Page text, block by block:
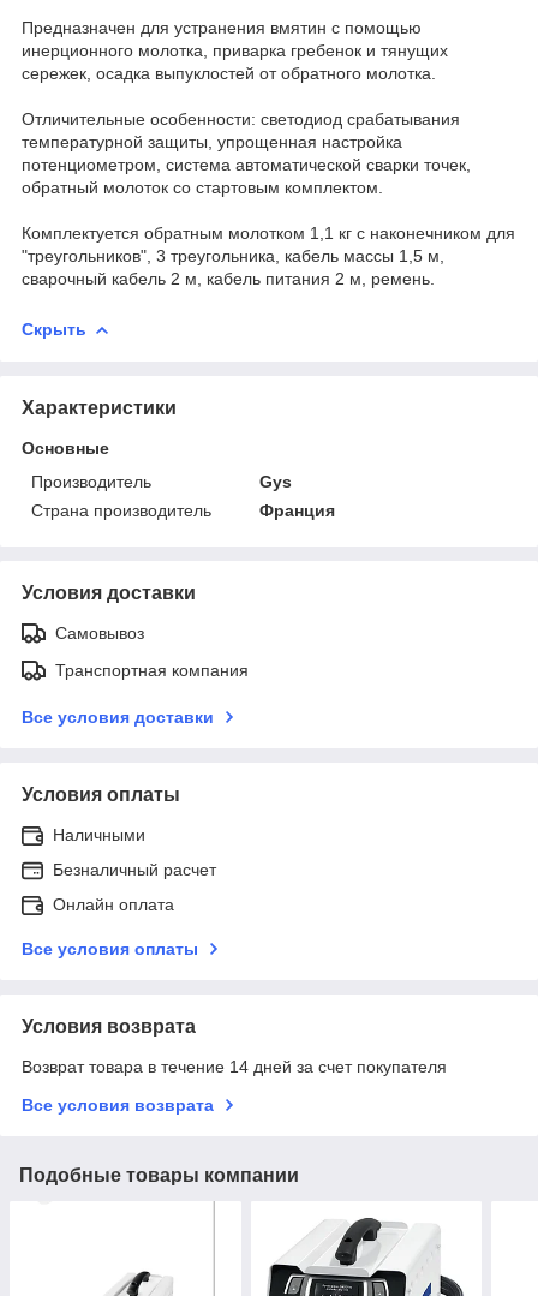
Предназначен для устранения вмятин с помощью
инерционного молотка, приварка гребенок и тянущих
сережек, осадка выпуклостей от обратного молотка.
Отличительные особенности: светодиод срабатывания
температурной защиты, упрощенная настройка
потенциометром, система автоматической сварки точек,
обратный молоток со стартовым комплектом.
Комплектуется обратным молотком 1,1 кг с наконечником для
"треугольников", 3 треугольника, кабель массы 1,5 м,
сварочный кабель 2 м, кабель питания 2 м, ремень.
Скрыть
Характеристики
Основные
Производитель
Gys
Страна производитель
Франция
Условия доставки
Самовывоз
Транспортная компания
Все условия доставки
Условия оплаты
Наличными
Безналичный расчет
Онлайн оплата
Все условия оплаты
Условия возврата
Возврат товара в течение 14 дней за счет покупателя
Все условия возврата
Подобные товары компании